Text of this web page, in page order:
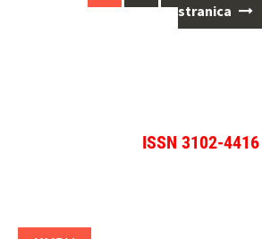
stranica
ISSN 3102-4416